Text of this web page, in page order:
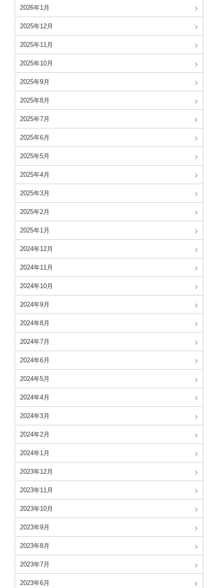
2026年1月
2025年12月
2025年11月
2025年10月
2025年9月
2025年8月
2025年7月
2025年6月
2025年5月
2025年4月
2025年3月
2025年2月
2025年1月
2024年12月
2024年11月
2024年10月
2024年9月
2024年8月
2024年7月
2024年6月
2024年5月
2024年4月
2024年3月
2024年2月
2024年1月
2023年12月
2023年11月
2023年10月
2023年9月
2023年8月
2023年7月
2023年6月